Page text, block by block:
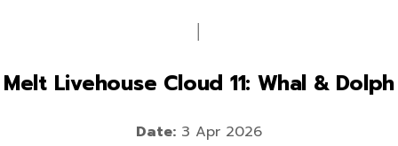
Livehouse Cloud 11: Whal &
Date: 3 Apr 2026